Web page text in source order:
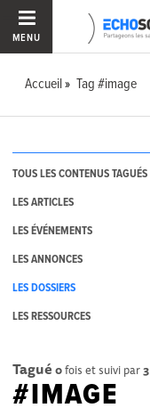
MENU
Accueil Tag #image
TOUS LES CONTENUS TAGUÉS
LES ARTICLES
LES ÉVÉNEMENTS
LES ANNONCES
LES DOSSIERS
LES RESSOURCES
Tagué 0fois et suivi par3
#IMAGE